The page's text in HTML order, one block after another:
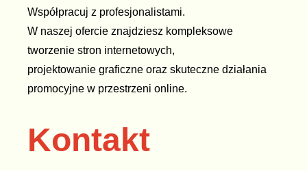
Współpracuj z profesjonalistami.
W naszej ofercie znajdziesz kompleksowe
tworzenie stron internetowych,
projektowanie graficzne oraz skuteczne działania
promocyjne w przestrzeni online.
Kontakt